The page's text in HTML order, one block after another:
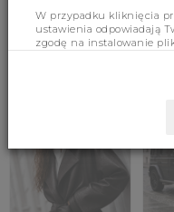
BESTSELLERY
W przypadku kliknięcia
ustawienia odpowiadają
zgodę na instalowanie